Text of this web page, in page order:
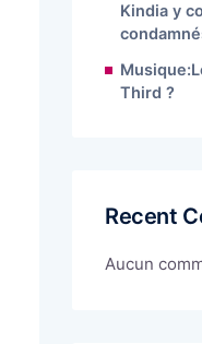
Kindia y
Third ?
Recent
Aucun